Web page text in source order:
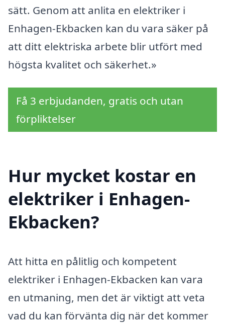
sätt. Genom att anlita en elektriker i
Enhagen-Ekbacken kan du vara säker på
att ditt elektriska arbete blir utfört med
högsta kvalitet och säkerhet.»
Få 3 erbjudanden, gratis och utan
förpliktelser
Hur mycket kostar en
elektriker i Enhagen-
Ekbacken?
Att hitta en pålitlig och kompetent
elektriker i Enhagen-Ekbacken kan vara
en utmaning, men det är viktigt att veta
vad du kan förvänta dig när det kommer